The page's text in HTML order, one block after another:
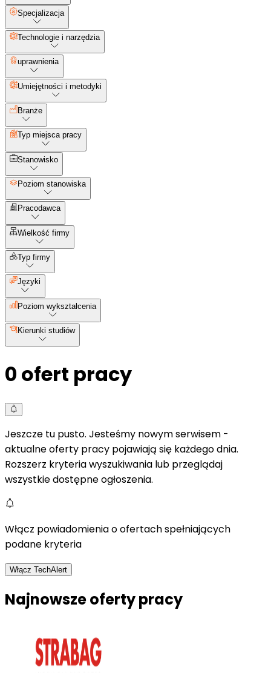
Specjalizacja
Technologie i narzędzia
uprawnienia
Umiejętności i metodyki
Branże
Typ miejsca pracy
Stanowisko
Poziom stanowiska
Pracodawca
Wielkość firmy
Typ firmy
Języki
Poziom wykształcenia
Kierunki studiów
0 ofert pracy
Jeszcze tu pusto. Jesteśmy nowym serwisem -
aktualne oferty pracy pojawiają się każdego dnia.
Rozszerz kryteria wyszukiwania lub przeglądaj
wszystkie dostępne ogłoszenia.
Włącz powiadomienia o ofertach spełniających
podane kryteria
Włącz TechAlert
Najnowsze oferty pracy